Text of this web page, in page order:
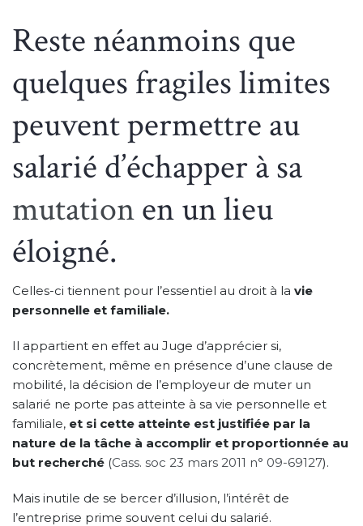
Reste néanmoins que
quelques fragiles limites
peuvent permettre au
salarié d’échapper à sa
mutationen un lieu
éloigné.
Celles-ci tiennent pour l’essentiel au droit à la vie
personnelle et familiale.
Il appartient en effet au Juge d’apprécier si,
concrètement, même en présence d’une clause de
mobilité, la décision de l’employeur de muter un
salarié ne porte pas atteinte à sa vie personnelle et
familiale, et si cette atteinte est justifiée par la
nature de la tâche à accomplir et proportionnée au
but recherché (Cass. soc 23 mars 2011 n° 09-69127).
Mais inutile de se bercer d’illusion, l’intérêt de
l’entreprise prime souvent celui du salarié.